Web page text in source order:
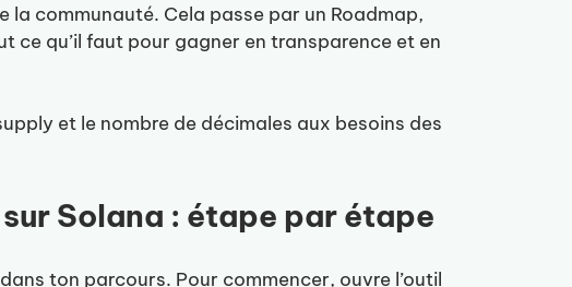
communauté. Cela passe par un Roadmap,
ce qu’il faut pour gagner en transparence et en
et le nombre de décimales aux besoins des
Solana : étape par étape
ton parcours. Pour commencer, ouvre l’outil